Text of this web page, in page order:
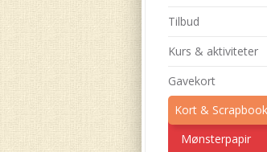
Tilbud
Kurs & aktiviteter
Gavekort
Kort &
Mønsterpapir